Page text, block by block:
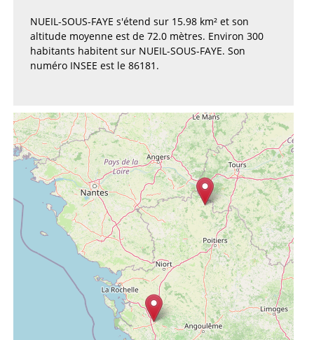
NUEIL-SOUS-FAYE s'étend sur 15.98 km² et son
altitude moyenne est de 72.0 mètres. Environ 300
habitants habitent sur NUEIL-SOUS-FAYE. Son
numéro INSEE est le 86181.